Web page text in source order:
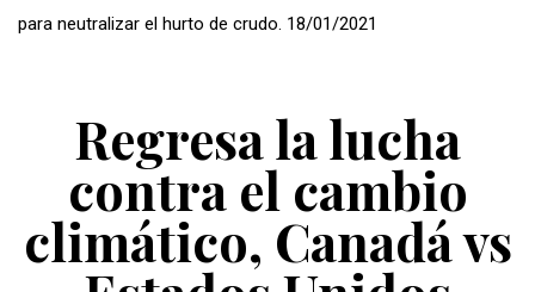
para neutralizar el hurto de crudo. 18/01/2021
Regresa la lucha
contra el cambio
climático, Canadá vs